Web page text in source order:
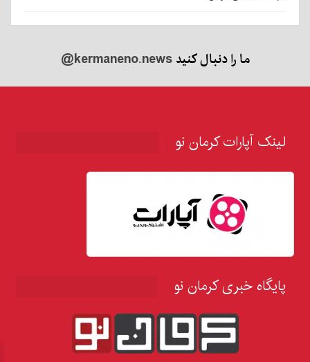
ما را دنبال کنید@kermaneno.news
لینک آپارات کرمان نو
پایگاه خبری کرمان نو